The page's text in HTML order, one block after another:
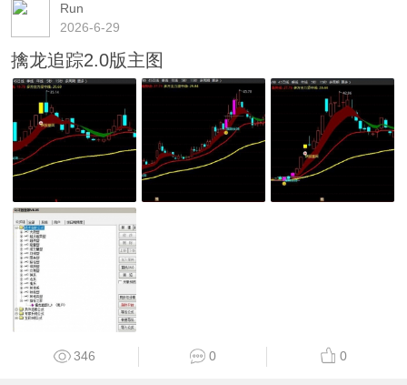
Run
2026-6-29
擒龙追踪2.0版主图
346 0 0